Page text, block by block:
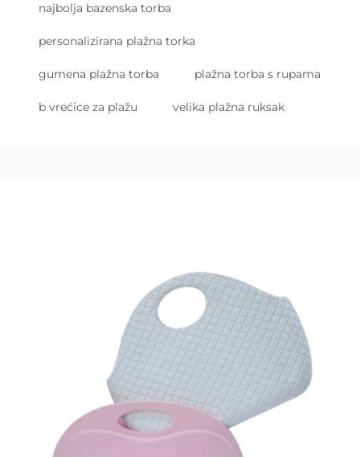
najbolja bazenska torba
personalizirana plažna torka
gumena plažna torba plažna torba s rupama
b vrećice za plažu velika plažna ruksak